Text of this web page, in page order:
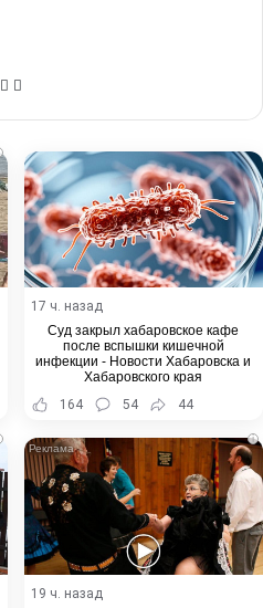
WhatsApp
Telegram
17 ч. назад
Суд закрыл хабаровское кафе
после вспышки кишечной
инфекции - Новости Хабаровска и
Хабаровского края
164
54 44
i
19 ч. назад